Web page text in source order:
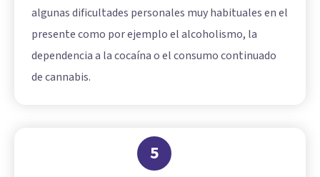
algunas dificultades personales muy habituales en el
presente como por ejemplo el alcoholismo, la
dependencia a la cocaína o el consumo continuado
de cannabis.
5